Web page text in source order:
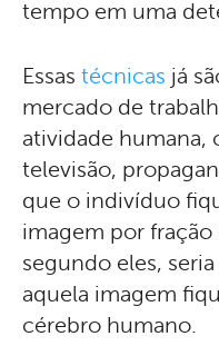
tempo em uma
Essas técnicas já
mercado de
atividade humana,
televisão,
que o indivíduo
imagem por
segundo eles,
aquela imagem
cérebro humano.